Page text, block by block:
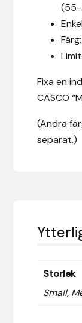
Fixa en
CASCO
(Andra
separat.)
Storlek
Small,
Fákur
Furminator
G Boots